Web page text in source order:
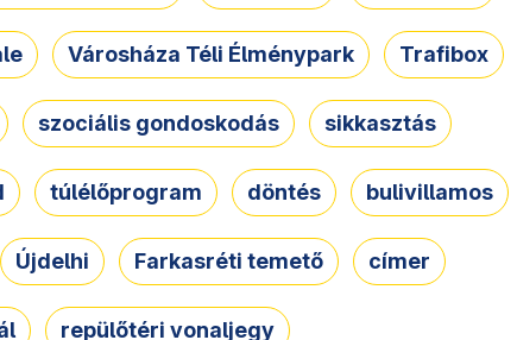
Városháza Téli Élménypark Trafibox
szociális gondoskodás sikkasztás
túlélőprogram döntés bulivillamos
Újdelhi Farkasréti temető címer
repülőtéri vonaljegy